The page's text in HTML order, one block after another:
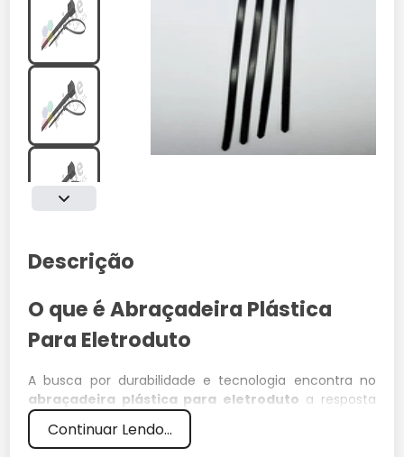
Descrição
O que é Abraçadeira Plástica
Para Eletroduto
A busca por durabilidade e tecnologia encontra no
abraçadeira plástica para eletroduto a resposta
ideal para demandas rigorosas. Aqui você encontra o
suporte técnico necessário para que o uso de
Continuar Lendo...